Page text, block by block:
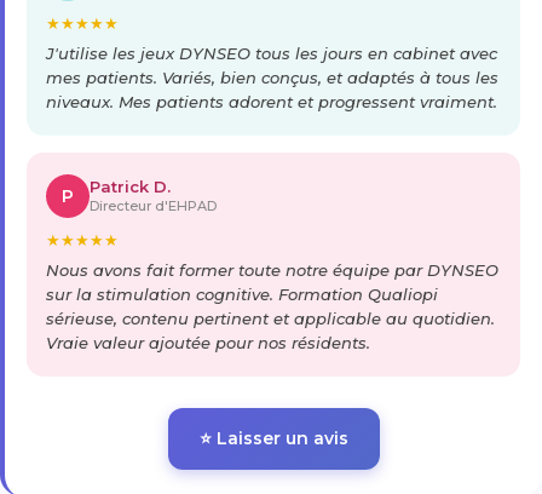
★★★★★
J'utilise les jeux DYNSEO tous les jours en cabinet avec
mes patients. Variés, bien conçus, et adaptés à tous les
niveaux. Mes patients adorent et progressent vraiment.
P Patrick D.
Directeur d'EHPAD
★★★★★
Nous avons fait former toute notre équipe par DYNSEO
sur la stimulation cognitive. Formation Qualiopi
sérieuse, contenu pertinent et applicable au quotidien.
Vraie valeur ajoutée pour nos résidents.
⭐ Laisser un avis